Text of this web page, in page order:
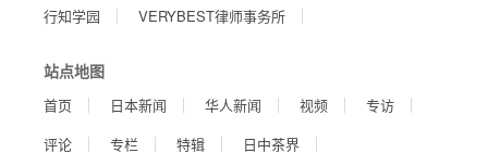
行知学园
VERYBEST律师事务所
站点地图
首页 日本新闻 华人新闻 视频
专访
评论
专栏 特辑
日中茶界